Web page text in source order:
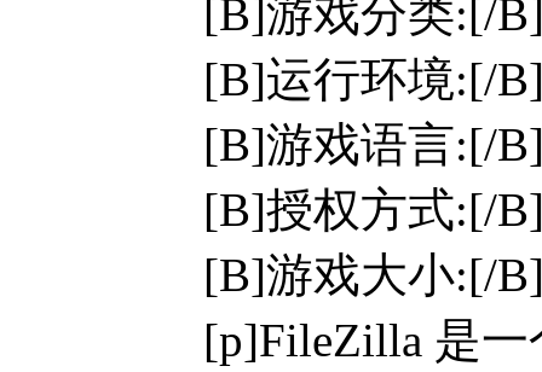
[B]游戏分类:[/
[B]运行环境:[/
[B]游戏语言:[/
[B]授权方式:[/
[B]游戏大小:[/
[p]FileZilla 是